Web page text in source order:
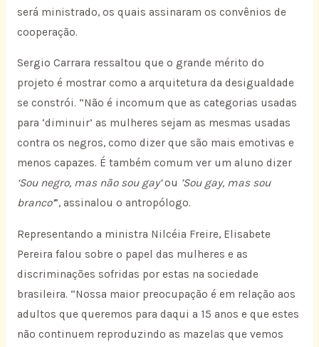
será ministrado, os quais assinaram os convênios de
cooperação.
Sergio Carrara ressaltou que o grande mérito do
projeto é mostrar como a arquitetura da desigualdade
se constrói. “Não é incomum que as categorias usadas
para ‘diminuir’ as mulheres sejam as mesmas usadas
contra os negros, como dizer que são mais emotivas e
menos capazes. É também comum ver um aluno dizer
‘Sou negro, mas não sou gay’ou ’Sou gay, mas sou
branco’”, assinalou o antropólogo.
Representando a ministra Nilcéia Freire, Elisabete
Pereira falou sobre o papel das mulheres e as
discriminações sofridas por estas na sociedade
brasileira. “Nossa maior preocupação é em relação aos
adultos que queremos para daqui a 15 anos e que estes
não continuem reproduzindo as mazelas que vemos